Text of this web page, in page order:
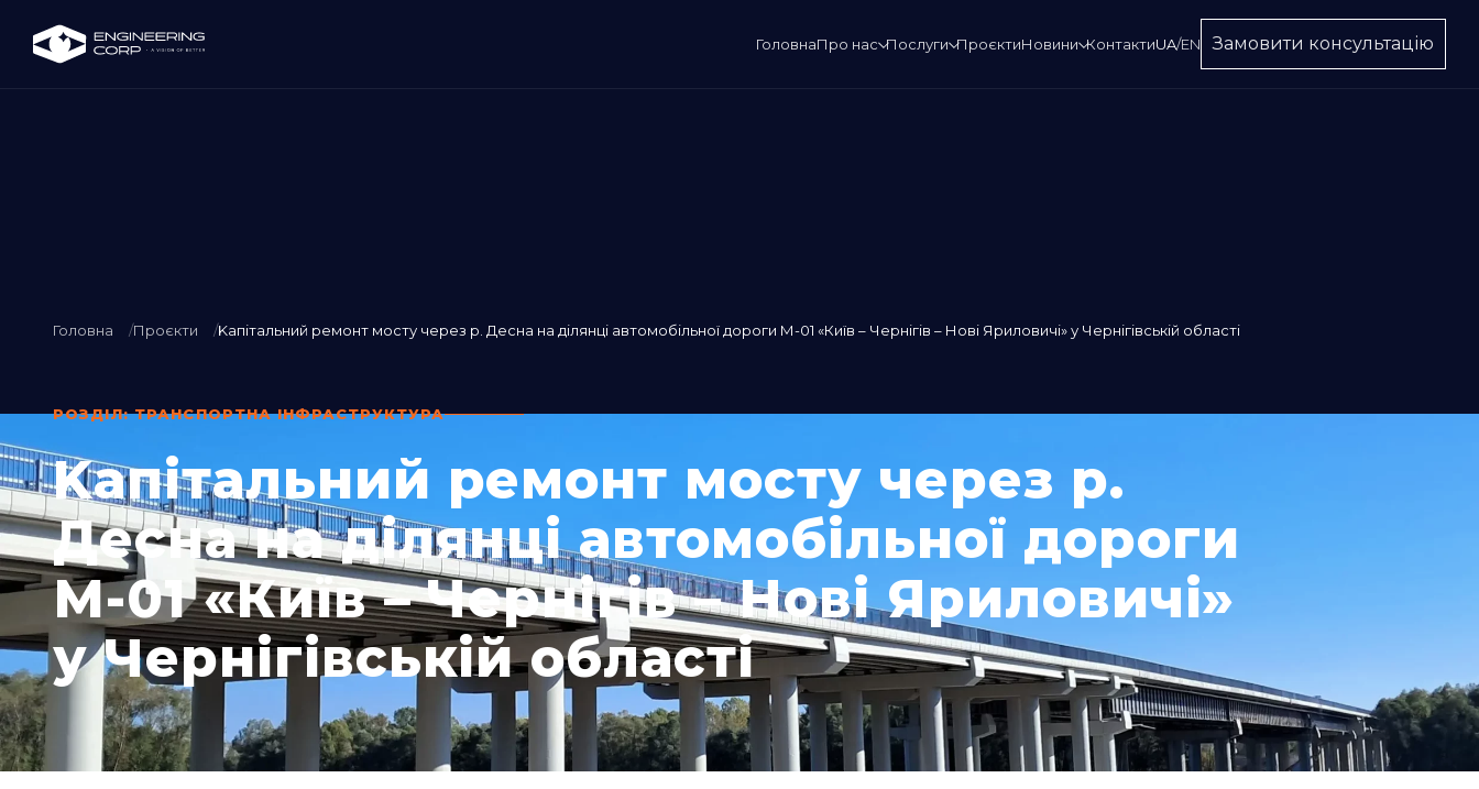
ГоловнаПро нас Послуги ПроєктиНовини КонтактиUA/EN Замовити консультацію
Головна Проєкти Kапітальний ремонт мосту через р. Десна на ділянці автомобільної дороги М-01 «Київ – Чернігів – Нові Яриловичі» у Чернігівській області
РОЗДІЛ: ТРАНСПОРТНА ІНФРАСТРУКТУРА
Kапітальний ремонт мосту через р.
Десна на ділянці автомобільної дороги
М-01 «Київ – Чернігів – Нові Яриловичі»
у Чернігівській області